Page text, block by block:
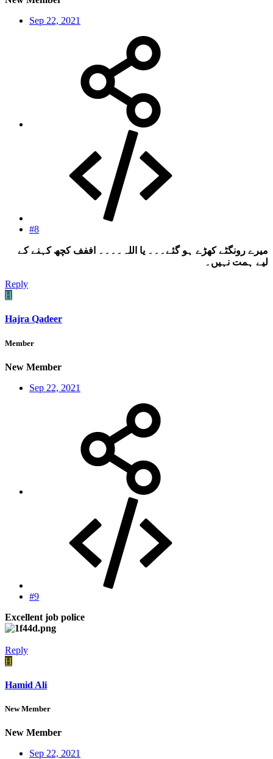
Sep 22, 2021
#8
میرے رونگٹے کھڑے ہو گئے۔۔۔ یا اللہ۔۔۔۔ اففف کچھ کہنے کے
لیے ہمت نہیں۔
Reply
H
Hajra Qadeer
Member
New Member
Sep 22, 2021
#9
Excellent job police
Reply
H
Hamid Ali
New Member
New Member
Sep 22, 2021